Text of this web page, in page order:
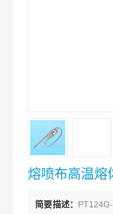
熔喷布高温熔
简要描述：